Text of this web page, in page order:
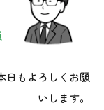
日もよろしくお願
いします。